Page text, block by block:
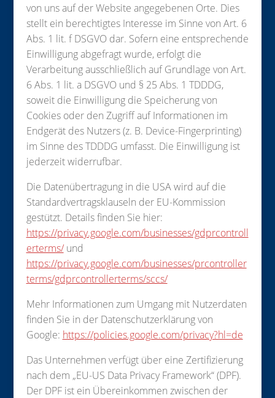
von uns auf der Website angegebenen Orte. Dies
stellt ein berechtigtes Interesse im Sinne von Art. 6
Abs. 1 lit. f DSGVO dar. Sofern eine entsprechende
Einwilligung abgefragt wurde, erfolgt die
Verarbeitung ausschließlich auf Grundlage von Art.
6 Abs. 1 lit. a DSGVO und § 25 Abs. 1 TDDDG,
soweit die Einwilligung die Speicherung von
Cookies oder den Zugriff auf Informationen im
Endgerät des Nutzers (z. B. Device-Fingerprinting)
im Sinne des TDDDG umfasst. Die Einwilligung ist
jederzeit widerrufbar.
Die Datenübertragung in die USA wird auf die
Standardvertragsklauseln der EU-Kommission
gestützt. Details finden Sie hier:
https://privacy.google.com/businesses/gdprcontroll
erterms/und
https://privacy.google.com/businesses/prcontroller
terms/gdprcontrollerterms/sccs/
Mehr Informationen zum Umgang mit Nutzerdaten
finden Sie in der Datenschutzerklärung von
Google: https://policies.google.com/privacy?hl=de
Das Unternehmen verfügt über eine Zertifizierung
nach dem „EU-US Data Privacy Framework“ (DPF).
Der DPF ist ein Übereinkommen zwischen der